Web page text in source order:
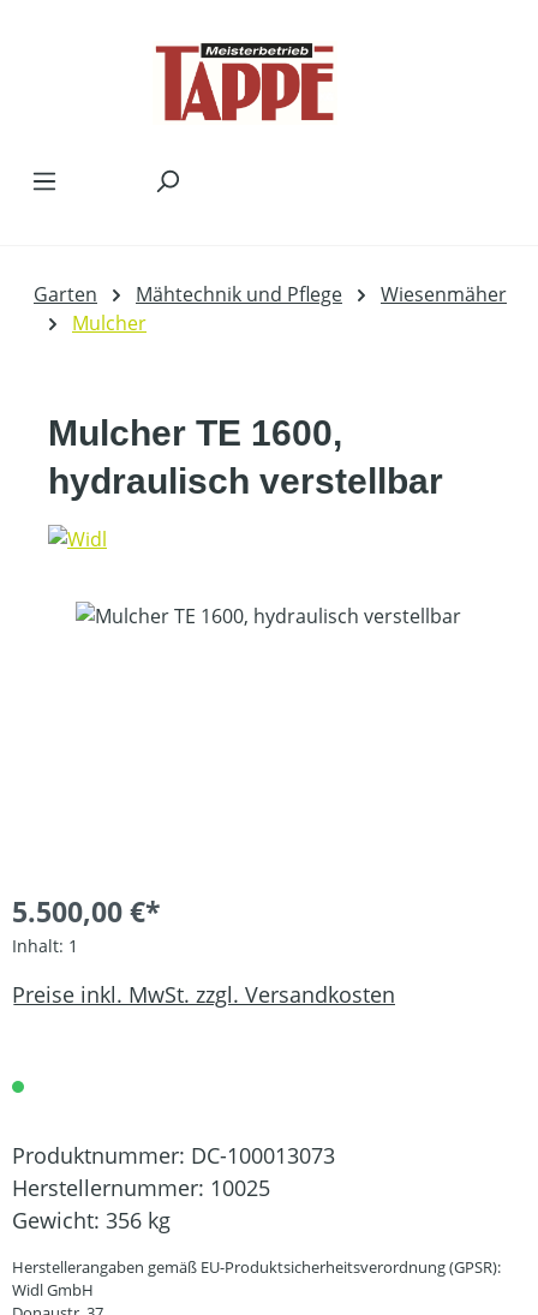
Garten Mähtechnik und Pflege
Wiesenmäher
Mulcher
Mulcher TE 1600,
hydraulisch verstellbar
Bildergalerie überspringen
5.500,00 €*
Inhalt: 1
Preise inkl. MwSt. zzgl. Versandkosten
Produktnummer: DC-100013073
Herstellernummer: 10025
Gewicht: 356 kg
Herstellerangaben gemäß EU-Produktsicherheitsverordnung (GPSR):
Widl GmbH